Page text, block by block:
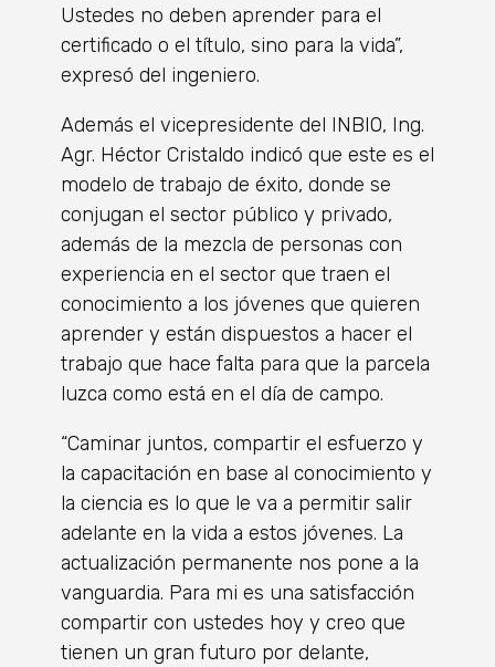
Ustedes no deben aprender para el
certificado o el título, sino para la vida”,
expresó del ingeniero.
Además el vicepresidente del INBIO, Ing.
Agr. Héctor Cristaldo indicó que este es el
modelo de trabajo de éxito, donde se
conjugan el sector público y privado,
además de la mezcla de personas con
experiencia en el sector que traen el
conocimiento a los jóvenes que quieren
aprender y están dispuestos a hacer el
trabajo que hace falta para que la parcela
luzca como está en el día de campo.
“Caminar juntos, compartir el esfuerzo y
la capacitación en base al conocimiento y
la ciencia es lo que le va a permitir salir
adelante en la vida a estos jóvenes. La
actualización permanente nos pone a la
vanguardia. Para mi es una satisfacción
compartir con ustedes hoy y creo que
tienen un gran futuro por delante,